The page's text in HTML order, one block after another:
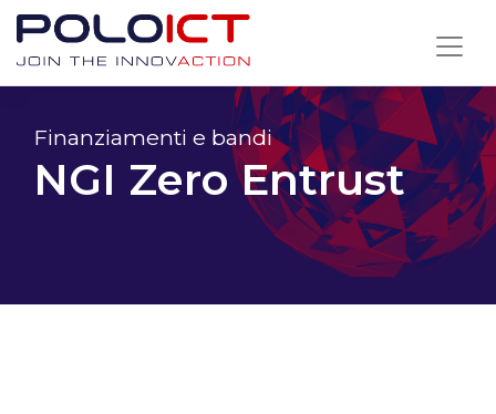
Skip
content
Finanziamenti e bandi
NGI Zero Entrust